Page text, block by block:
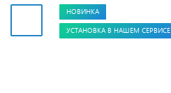
НОВИНКА
УСТАНОВКА В НАШЕМ СЕРВИСЕ